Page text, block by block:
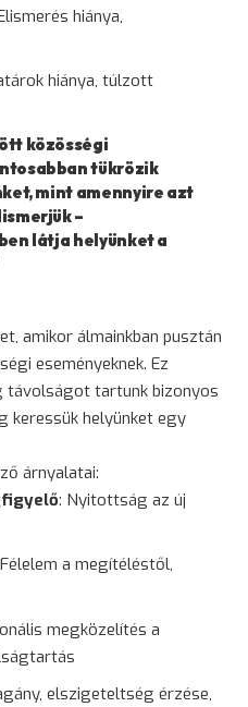
hiánya,
hiánya, túlzott
közösségi
tükrözik
mint amennyire azt
–
látja helyünket a
amikor álmainkban pusztán
eseményeknek. Ez
távolságot tartunk bizonyos
keressük helyünket egy
árnyalatai:
: Nyitottság az új
a megítéléstől,
megközelítés a
, elszigeteltség érzése,